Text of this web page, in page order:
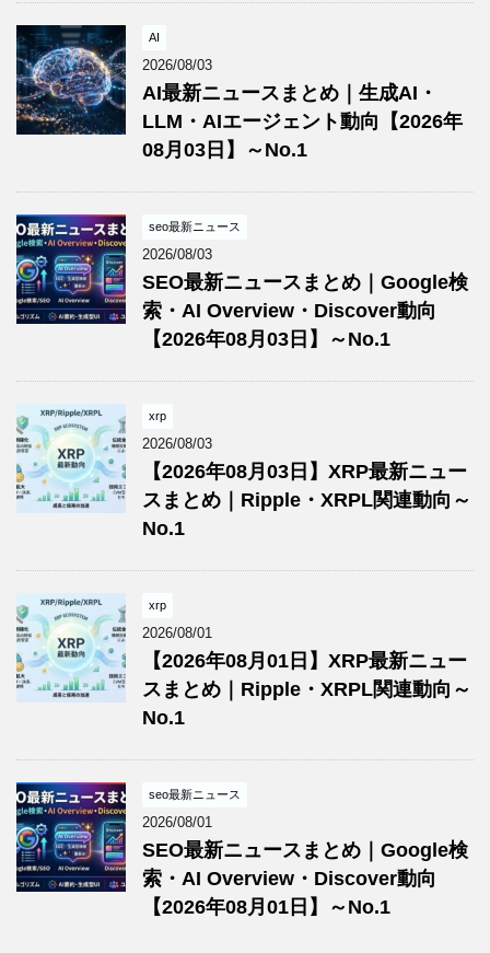
AI
2026/08/03
AI最新ニュースまとめ｜生成AI・
LLM・AIエージェント動向【2026年
08月03日】～No.1
seo最新ニュース
2026/08/03
SEO最新ニュースまとめ｜Google検
索・AI Overview・Discover動向
【2026年08月03日】～No.1
xrp
2026/08/03
【2026年08月03日】XRP最新ニュー
スまとめ｜Ripple・XRPL関連動向～
No.1
xrp
2026/08/01
【2026年08月01日】XRP最新ニュー
スまとめ｜Ripple・XRPL関連動向～
No.1
seo最新ニュース
2026/08/01
SEO最新ニュースまとめ｜Google検
索・AI Overview・Discover動向
【2026年08月01日】～No.1